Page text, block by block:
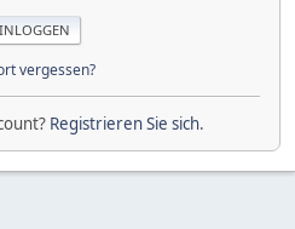
vergessen?
Registrieren Sie sich.